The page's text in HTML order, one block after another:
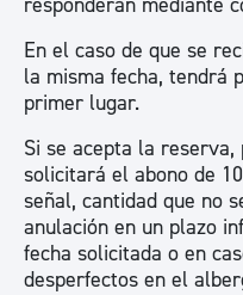
En el caso de que se
la misma fecha, tendrá
primer lugar.
Si se acepta la
solicitará el abono de
señal, cantidad que no
anulación en un plazo
fecha solicitada o en
desperfectos en el